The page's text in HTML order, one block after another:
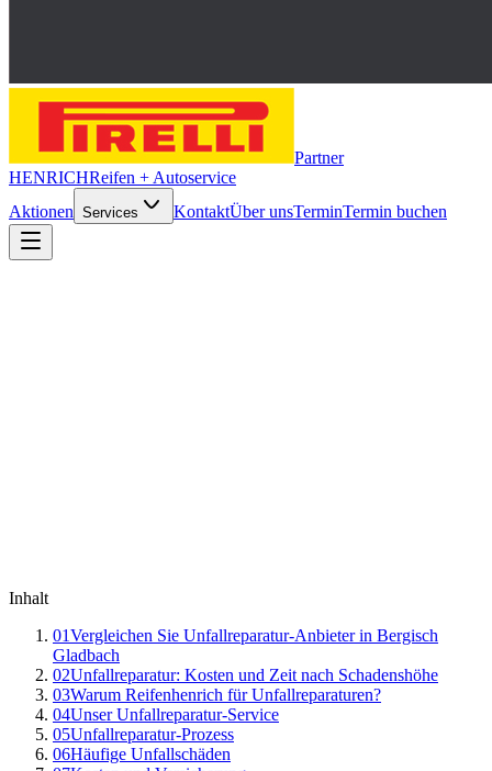
Partner
HENRICHReifen + Autoservice
Aktionen Services KontaktÜber unsTerminTermin buchen
Inhalt
01Vergleichen Sie Unfallreparatur-Anbieter in Bergisch
Gladbach
02Unfallreparatur: Kosten und Zeit nach Schadenshöhe
03Warum Reifenhenrich für Unfallreparaturen?
04Unser Unfallreparatur-Service
05Unfallreparatur-Prozess
06Häufige Unfallschäden